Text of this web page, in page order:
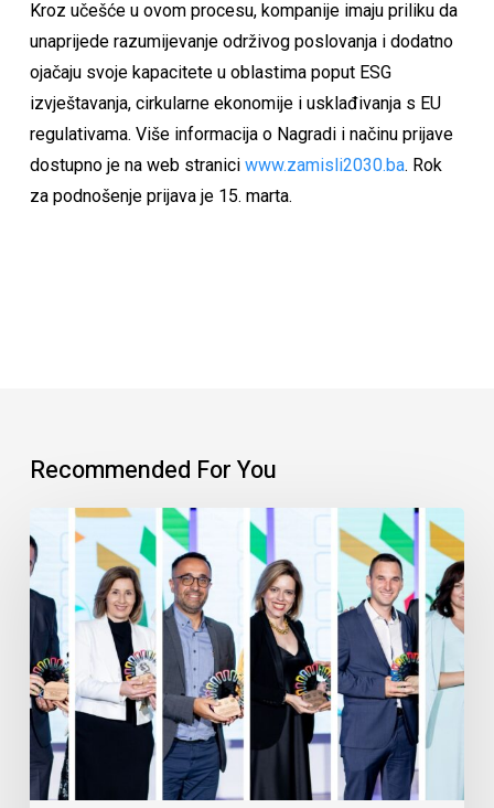
Kroz učešće u ovom procesu, kompanije imaju priliku da
unaprijede razumijevanje održivog poslovanja i dodatno
ojačaju svoje kapacitete u oblastima poput ESG
izvještavanja, cirkularne ekonomije i usklađivanja s EU
regulativama. Više informacija o Nagradi i načinu prijave
dostupno je na web stranici www.zamisli2030.ba. Rok
za podnošenje prijava je 15. marta.
Recommended For You